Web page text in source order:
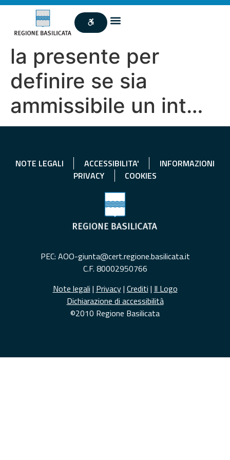
la presente per
definire se sia
ammissibile un int…
NOTE LEGALI ACCESSIBILITA'
INFORMAZIONI
PRIVACY
COOKIES
PEC: AOO-giunta@cert.regione.basilicata.it
C.F. 80002950766
Note legali | Privacy| Crediti | Il Logo
Dichiarazione di accessibilità
©2010 Regione Basilicata